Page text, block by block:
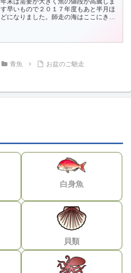
す早いもので２０１７年度もあと半月ほ
どになりました。師走の海はここにきて
青魚 お盆のご馳走
白身魚
貝類